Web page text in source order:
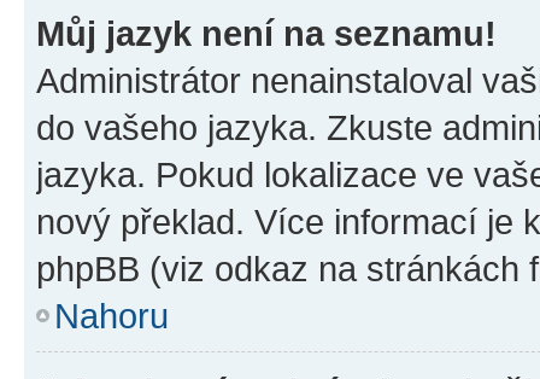
Můj jazyk není na seznamu!
Administrátor nenainstaloval
do vašeho jazyka. Zkuste
jazyka. Pokud lokalizace ve
nový překlad. Více informací je
phpBB (viz odkaz na stránkách
Nahoru